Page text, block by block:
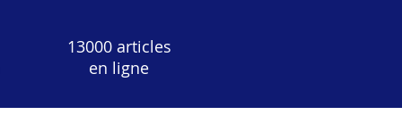
13000 articles
en ligne